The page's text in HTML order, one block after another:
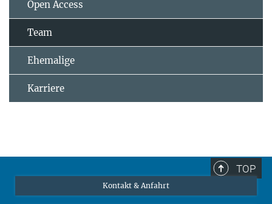
Open Access
Team
Ehemalige
Karriere
TOP
Kontakt & Anfahrt